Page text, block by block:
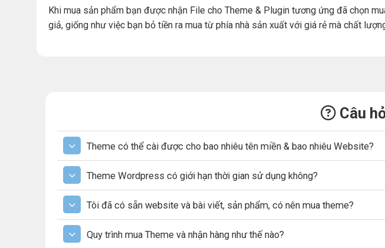
Khi mua sản phẩm bạn được nhận File cho Theme & Plugin tương ứng đã chọn
giả, giống như việc bạn bỏ tiền ra mua từ phía nhà sản xuất với giá rẻ mà chất
Câu
Theme có thể cài được cho bao nhiêu tên miền & bao nhiêu Website?
Theme Wordpress có giới hạn thời gian sử dụng không?
Tôi đã có sẵn website và bài viết, sản phẩm, có nên mua theme?
Quy trình mua Theme và nhận hàng như thế nào?